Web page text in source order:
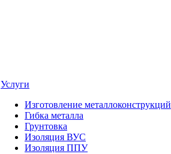
Услуги
Изготовление металлоконструкций
Гибка металла
Грунтовка
Изоляция ВУС
Изоляция ППУ